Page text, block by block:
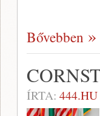
Bővebben
ÍRTA: 444.HU